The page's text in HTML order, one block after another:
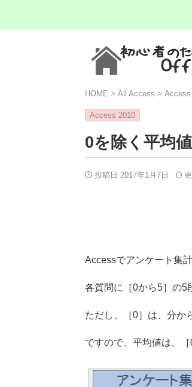
HOME > All Access > Access
Access 2010
0を除く平均
投稿日 2017年1月7日
Accessでアンケート集
各質問に［0から5］の5
ただし、［0］は、分か
ですので、平均値は、